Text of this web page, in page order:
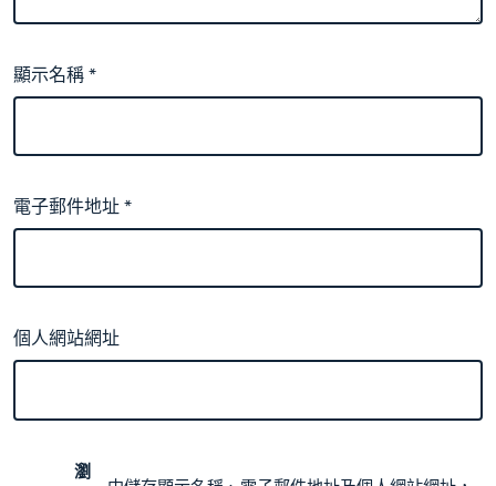
顯示名稱*
電子郵件地址*
個人網站網址
瀏